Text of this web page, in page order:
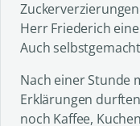
Herr Friederich
Auch
Nach einer Stunde
Erklärungen
noch Kaffee,